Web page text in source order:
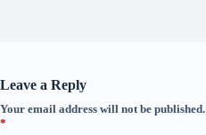
Leave a Reply
Your email address will not be published.
*